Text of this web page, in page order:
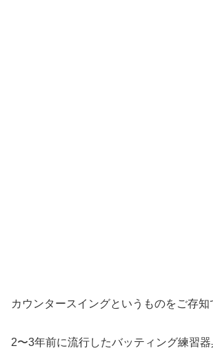
カウンタースイングというものをご存知
2〜3年前に流行したバッティング練習器